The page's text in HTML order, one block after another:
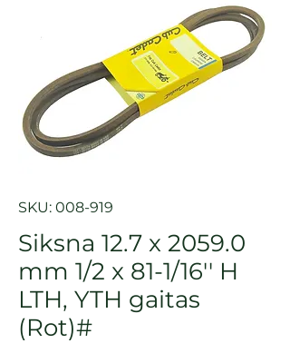
SKU: 008-919
Siksna 12.7 x 2059.0
mm 1/2 x 81-1/16'' H
LTH, YTH gaitas
(Rot)#